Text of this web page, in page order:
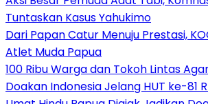
Tuntaskan Kasus Yahukimo
Dari Papan Catur Menuju Prestasi,
Atlet Muda Papua
100 Ribu Warga dan Tokoh Lintas
Doakan Indonesia Jelang HUT ke-81